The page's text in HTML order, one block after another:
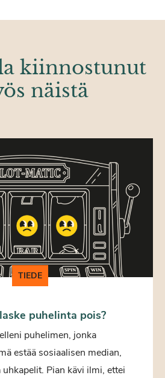
kiinnostunut
näistä
TIEDE
puhelinta pois?
puhelimen, jonka
estää sosiaalisen median,
Pian kävi ilmi, ettei